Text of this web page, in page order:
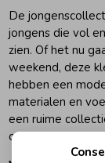
Beenmode
Boxpakjes
Rompers
Ondergoed
De
jongens die vol
zien. Of het nu
weekend, deze
hebben een
materialen en
een ruime
oogt en lang